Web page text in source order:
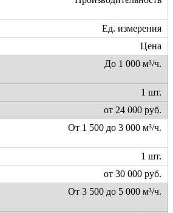
Ед. измерения
Цена
До 1 000 м³/ч.
1 шт.
от 24 000 руб.
От 1 500 до 3 000 м³/ч.
1 шт.
от 30 000 руб.
От 3 500 до 5 000 м³/ч.